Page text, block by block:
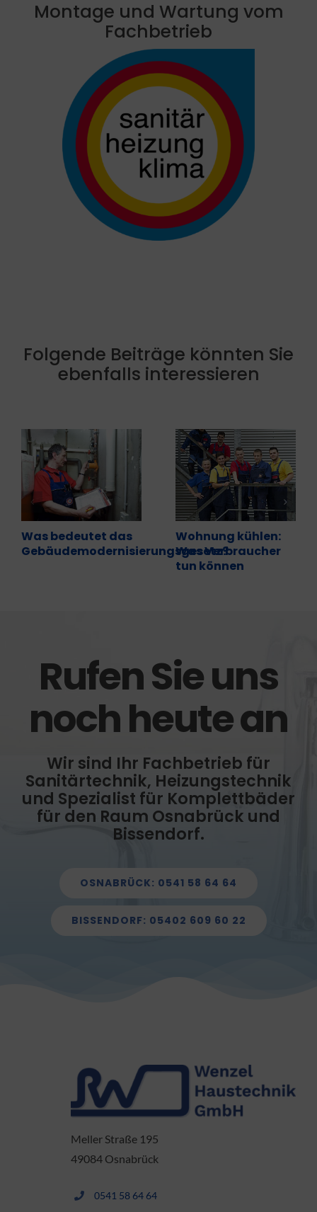
Montage und Wartung vom
Fachbetrieb
Folgende Beiträge könnten Sie
ebenfalls interessieren
Was bedeutet das
Gebäudemodernisierungsgesetz?
Wohnung kühlen:
Was Verbraucher
tun können
Rufen Sie uns
noch heute an
Wir sind Ihr Fachbetrieb für
Sanitärtechnik, Heizungstechnik
und Spezialist für Komplettbäder
für den Raum Osnabrück und
Bissendorf.
OSNABRÜCK: 0541 58 64 64
BISSENDORF: 05402 609 60 22
Meller Straße 195
49084 Osnabrück
0541 58 64 64